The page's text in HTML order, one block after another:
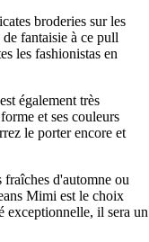
broderies sur les
de fantaisie à ce pull
les fashionistas en
également très
et ses couleurs
le porter encore et
d'automne ou
Mimi est le choix
exceptionnelle, il sera un